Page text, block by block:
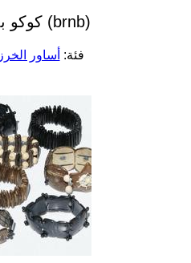
كوكو بذور أساور (brnb)
فئة: أساور الخرز